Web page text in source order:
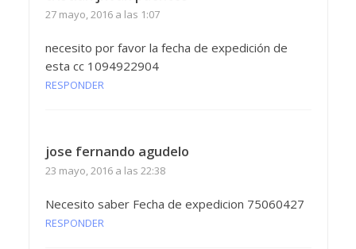
27 mayo, 2016 a las 1:07
necesito por favor la fecha de expedición de
esta cc 1094922904
RESPONDER
jose fernando agudelo
23 mayo, 2016 a las 22:38
Necesito saber Fecha de expedicion 75060427
RESPONDER